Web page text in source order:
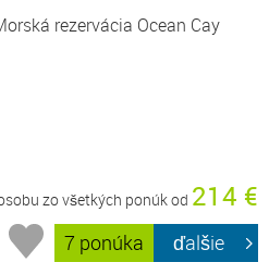
rezervácia Ocean Cay
zo všetkých ponúk od 214 €
7 ponúka ďalšie